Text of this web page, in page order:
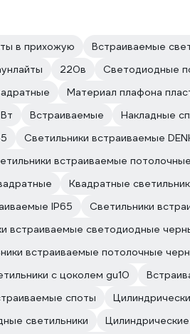
в прихожую Встраиваемые
220в Светодиодные
Материал плафона
Встраиваемые
Накладные
Светильники встраиваемые
встраиваемые
Квадратные
IP65 Светильники
встраиваемые светодиодные
встраиваемые потолочные
с цоколем gu10
споты
светильники